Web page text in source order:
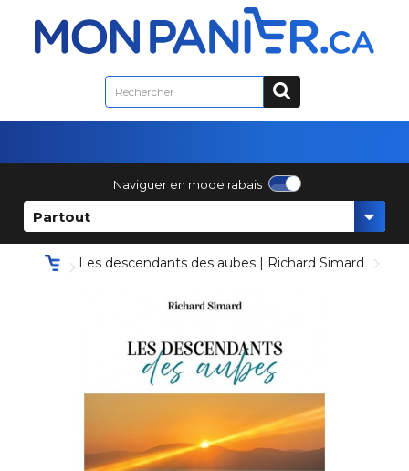
Naviguer en mode rabais
Partout
Les descendants des aubes | Richard Simard